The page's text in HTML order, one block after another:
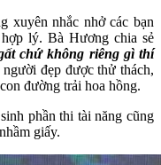
xuyên nhắc nhở các bạn
lý. Bà Hương chia sẻ
chứ không riêng gì thí
đẹp được thử thách,
đường trải hoa hồng.
phần thi tài năng cũng
giấy.